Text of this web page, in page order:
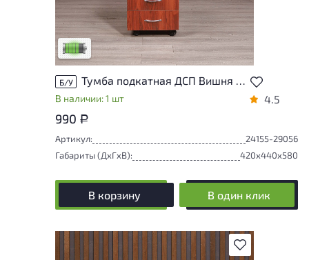
У товара присутствуют незначительные
следы эксплуатации, не влияющие на
удобство его использования
Низкая степень износа
Б/У Тумба подкатная ДСП Вишня Россия
В наличии: 1 шт 4.5
990 Р
Артикул:
24155-29056
Габариты (ДxГxВ):
420x440x580
В корзину В один клик
В избранное